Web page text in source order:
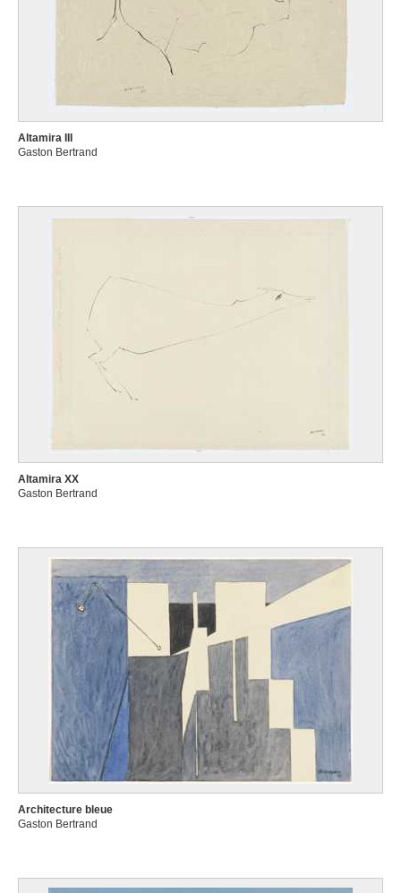
Altamira III
Gaston Bertrand
Altamira XX
Gaston Bertrand
Architecture bleue
Gaston Bertrand